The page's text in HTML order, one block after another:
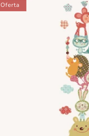
Oferta